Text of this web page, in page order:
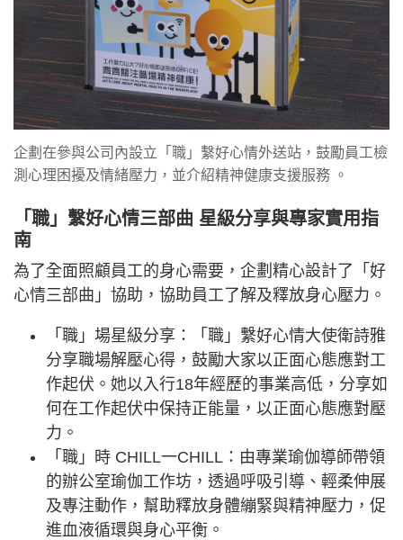
企劃在參與公司內設立「職」繫好心情外送站，鼓勵員工檢
測心理困擾及情緒壓力，並介紹精神健康支援服務 。
「職」繫好心情三部曲 星級分享與專家實用指
南
為了全面照顧員工的身心需要，企劃精心設計了「好
心情三部曲」協助，協助員工了解及釋放身心壓力。
「職」場星級分享：「職」繫好心情大使衛詩雅
分享職場解壓心得，鼓勵大家以正面心態應對工
作起伏。她以入行18年經歷的事業高低，分享如
何在工作起伏中保持正能量，以正面心態應對壓
力。
「職」時 CHILL一CHILL：由專業瑜伽導師帶領
的辦公室瑜伽工作坊，透過呼吸引導、輕柔伸展
及專注動作，幫助釋放身體繃緊與精神壓力，促
進血液循環與身心平衡。